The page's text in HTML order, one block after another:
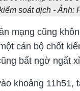
soát dịch - Ảnh:
mạng cũng
cán bộ chốt
bất ngờ ngất
khoảng 11h51,